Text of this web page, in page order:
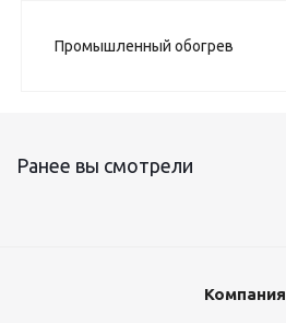
Промышленный обогрев
Ранее вы смотрели
Компания